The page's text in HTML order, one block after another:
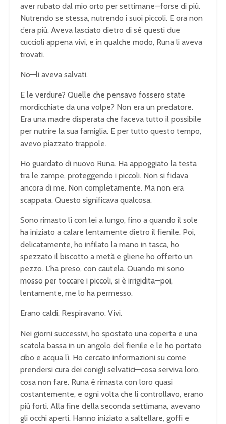
aver rubato dal mio orto per settimane—forse di più.
Nutrendo se stessa, nutrendo i suoi piccoli. E ora non
c’era più. Aveva lasciato dietro di sé questi due
cuccioli appena vivi, e in qualche modo, Runa li aveva
trovati.
No—li aveva salvati.
E le verdure? Quelle che pensavo fossero state
mordicchiate da una volpe? Non era un predatore.
Era una madre disperata che faceva tutto il possibile
per nutrire la sua famiglia. E per tutto questo tempo,
avevo piazzato trappole.
Ho guardato di nuovo Runa. Ha appoggiato la testa
tra le zampe, proteggendo i piccoli. Non si fidava
ancora di me. Non completamente. Ma non era
scappata. Questo significava qualcosa.
Sono rimasto lì con lei a lungo, fino a quando il sole
ha iniziato a calare lentamente dietro il fienile. Poi,
delicatamente, ho infilato la mano in tasca, ho
spezzato il biscotto a metà e gliene ho offerto un
pezzo. L’ha preso, con cautela. Quando mi sono
mosso per toccare i piccoli, si è irrigidita—poi,
lentamente, me lo ha permesso.
Erano caldi. Respiravano. Vivi.
Nei giorni successivi, ho spostato una coperta e una
scatola bassa in un angolo del fienile e le ho portato
cibo e acqua lì. Ho cercato informazioni su come
prendersi cura dei conigli selvatici—cosa serviva loro,
cosa non fare. Runa è rimasta con loro quasi
costantemente, e ogni volta che li controllavo, erano
più forti. Alla fine della seconda settimana, avevano
gli occhi aperti. Hanno iniziato a saltellare, goffi e